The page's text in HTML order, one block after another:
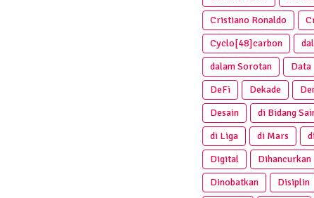
Cristiano Ronaldo
Cyclo[48]carbon
dalam Sorotan
Data
DeFi
Dekade
Desain
di Bidang
di Liga
di Mars
Digital
Dihancurkan
Dinobatkan
Disiplin